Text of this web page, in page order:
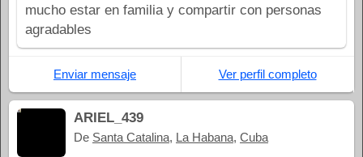
mucho estar en familia y compartir con personas
agradables
Enviar mensaje Ver perfil completo
ARIEL_439
De Santa Catalina, La Habana, Cuba